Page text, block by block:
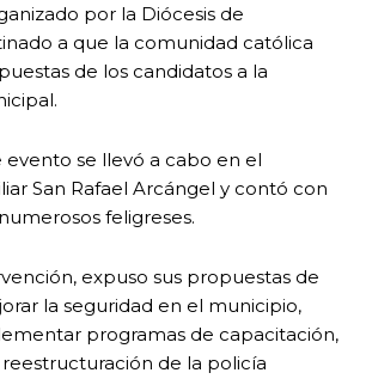
por la Diócesis de
a que la comunidad católica
de los candidatos a la
se llevó a cabo en el
San Rafael Arcángel y contó con
feligreses.
expuso sus propuestas de
la seguridad en el municipio,
programas de capacitación,
de la policía